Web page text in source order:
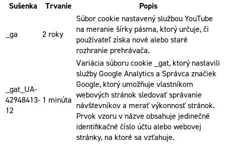
Sušenka
Trvanie Popis
_ga 2 roky
Súbor cookie nastavený službou YouTube
na meranie šírky pásma, ktorý určuje, či
používateľ získa nové alebo staré
rozhranie prehrávača.
_gat_UA-
42948413-
12
1 minúta
Variácia súboru cookie _gat, ktorý nastavili
služby Google Analytics a Správca značiek
Google, ktorý umožňuje vlastníkom
webových stránok sledovať správanie
návštevníkov a merať výkonnosť stránok.
Prvok vzoru v názve obsahuje jedinečné
identifikačné číslo účtu alebo webovej
stránky, na ktoré sa vzťahuje.